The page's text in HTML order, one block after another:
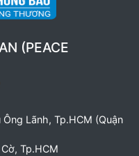
(PEACE
Lãnh, Tp.HCM (Quận
Tp.HCM